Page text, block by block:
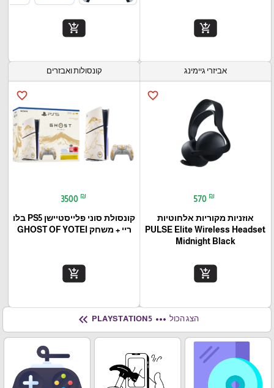
add_shopping_cart
add_shopping_cart
אביזרי גיימינג
favorite_border
570 ₪
אוזניות מקוריות אלחוטיות
PULSE Elite Wireless Headset
Midnight Black
add_shopping_cart
קונסולות ואבזרים
favorite_border
3500 ₪
קונסולת סוני פלייסטיישן PS5 בלו
ריי + משחק GHOST OF YOTEI
add_shopping_cart
הצג הכול more_horiz
PLAYSTATION 5
keyboard_double_arrow_left